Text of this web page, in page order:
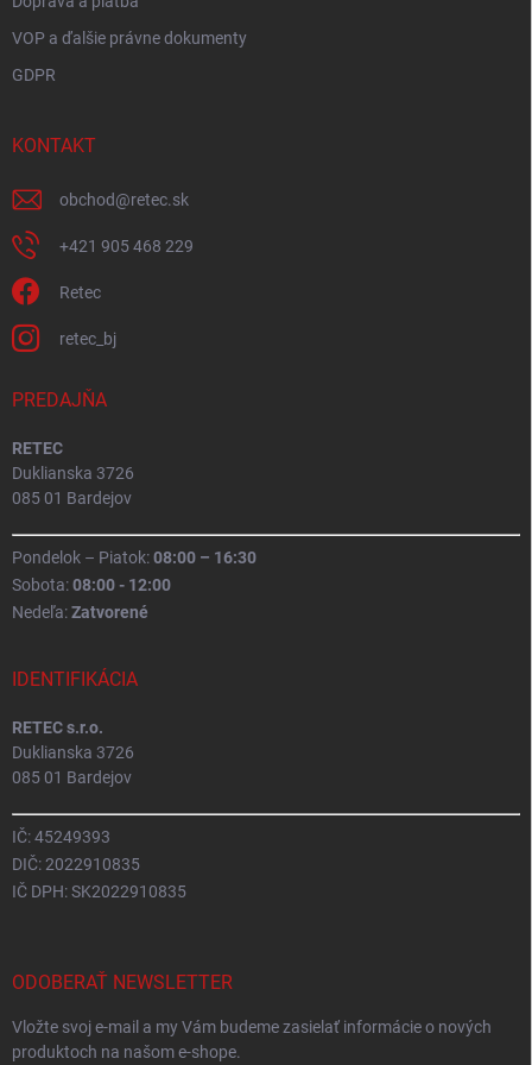
VOP a ďalšie právne dokumenty
GDPR
KONTAKT
obchod@retec.sk
+421 905 468 229
Retec
retec_bj
PREDAJŇA
RETEC
Duklianska 3726
085 01 Bardejov
Pondelok – Piatok:08:00 – 16:30
Sobota:08:00 - 12:00
Nedeľa:Zatvorené
IDENTIFIKÁCIA
RETEC s.r.o.
Duklianska 3726
085 01 Bardejov
IČ: 45249393
DIČ: 2022910835
IČ DPH: SK2022910835
ODOBERAŤ NEWSLETTER
Vložte svoj e-mail a my Vám budeme zasielať informácie o nových
produktoch na našom e-shope.